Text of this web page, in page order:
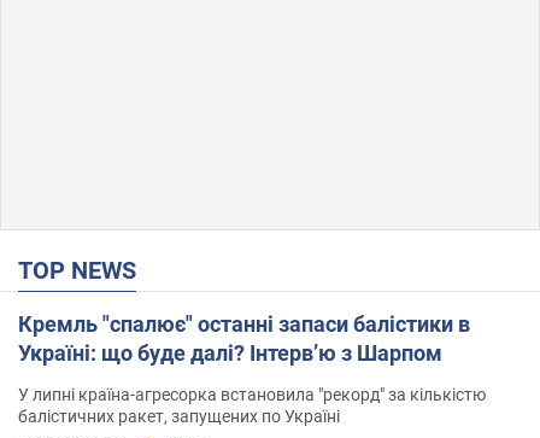
TOP NEWS
Кремль "спалює" останні запаси балістики в
Україні: що буде далі? Інтерв’ю з Шарпом
У липні країна-агресорка встановила "рекорд" за кількістю
балістичних ракет, запущених по Україні